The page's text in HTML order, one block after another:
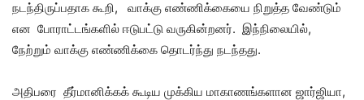
நடந்திருப்பதாக கூறி, வாக்கு எண்ணிக்கையை நிறுத்த வேண்டும்
என போராட்டங்களில் ஈடுபட்டு வருகின்றனர். இந்நிலையில்,
நேற்றும் வாக்கு எண்ணிக்கை தொடர்ந்து நடந்தது.
அதிபரை தீர்மானிக்கக் கூடிய முக்கிய மாகாணங்களான ஜார்ஜியா,